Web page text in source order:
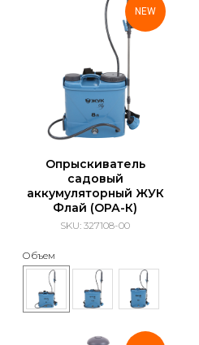
NEW
Опрыскиватель
садовый
аккумуляторный ЖУК
Флай (ОРА-К)
SKU: 327108-00
Объем